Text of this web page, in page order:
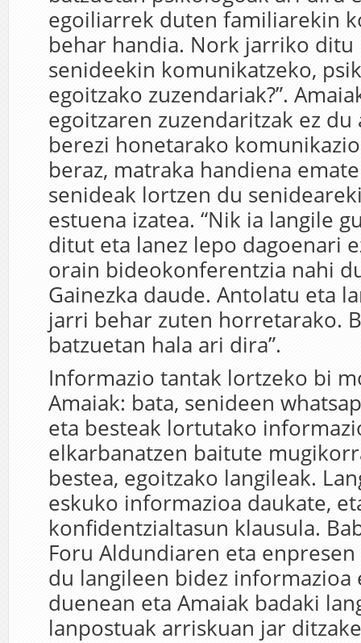
egoiliarrek duten familiarekin
behar handia. Nork jarriko
senideekin komunikatzeko,
egoitzako zuzendariak?”.
egoitzaren zuzendaritzak ez
berezi honetarako
beraz, matraka handiena
senideak lortzen du
estuena izatea. “Nik ia langile
ditut eta lanez lepo dagoenari
orain bideokonferentzia nahi
Gainezka daude. Antolatu eta
jarri behar zuten horretarako.
batzuetan hala ari dira”.
Informazio tantak lortzeko bi
Amaiak: bata, senideen
eta besteak lortutako
elkarbanatzen baitute
bestea, egoitzako langileak.
eskuko informazioa daukate,
konfidentzialtasun klausula.
Foru Aldundiaren eta
du langileen bidez informazioa
duenean eta Amaiak badaki
lanpostuak arriskuan jar